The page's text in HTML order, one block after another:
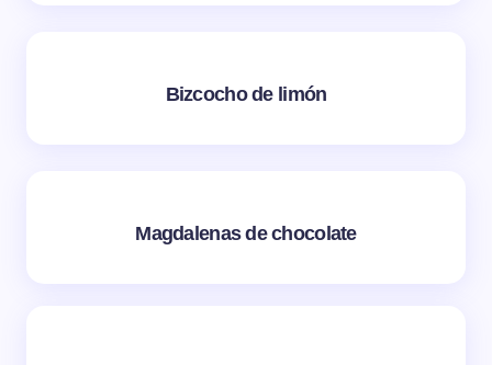
Bizcocho de limón
Magdalenas de chocolate